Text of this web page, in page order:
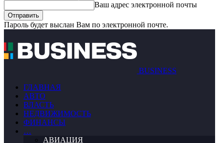
Ваш адрес электронной почты
Пароль будет выслан Вам по электронной почте.
BUSINESS
ГЛАВНАЯ
АВТО
ВЛАСТЬ
НЕДВИЖИМОСТЬ
ФИНАНСЫ
…
АВИАЦИЯ